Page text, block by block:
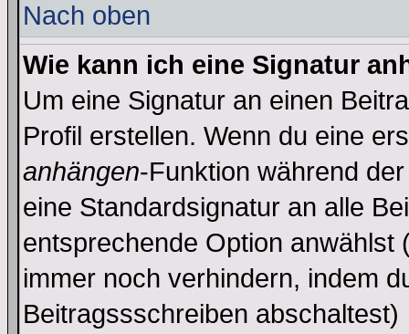
Nach oben
Wie kann ich eine Signatur
Um eine Signatur an einen
Profil erstellen. Wenn du eine
anhängen-Funktion während
eine Standardsignatur an alle
entsprechende Option anwählst
immer noch verhindern, indem
Beitragssschreiben abschaltest)